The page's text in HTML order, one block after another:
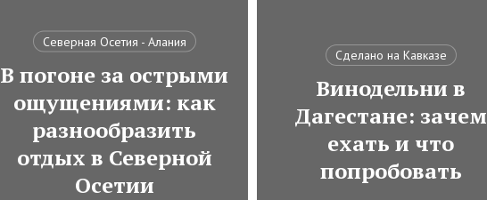
Северная Осетия - Алания
В погоне за острыми
ощущениями: как
разнообразить
отдых в Северной
Осетии
Сделано на Кавказе
Винодельни в
Дагестане: зачем
ехать и что
попробовать